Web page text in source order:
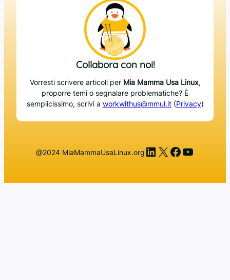
Collabora con noi!
Vorresti scrivere articoli per Mia Mamma Usa Linux,
proporre temi o segnalare problematiche? È
semplicissimo, scrivi a workwithus@mmul.it(Privacy)
@2024 MiaMammaUsaLinux.org LinkedIn
X Facebook